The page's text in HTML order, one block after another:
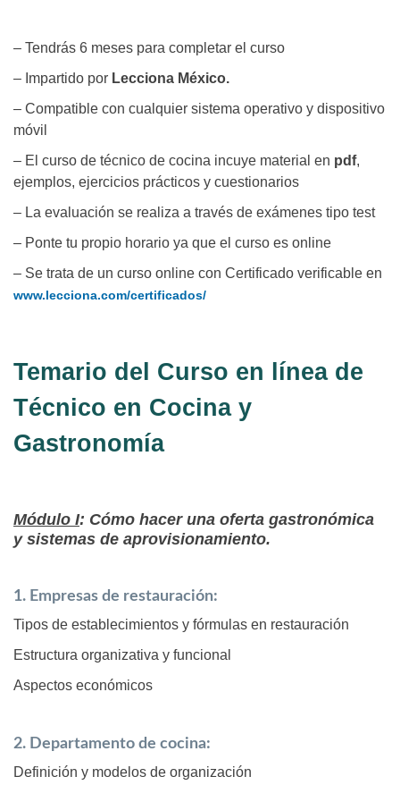
– Tendrás 6 meses para completar el curso
– Impartido por Lecciona México.
– Compatible con cualquier sistema operativo y dispositivo
móvil
– El curso de técnico de cocina incuye material en pdf,
ejemplos, ejercicios prácticos y cuestionarios
– La evaluación se realiza a través de exámenes tipo test
– Ponte tu propio horario ya que el curso es online
– Se trata de un curso online con Certificado verificable en
www.lecciona.com/certificados/
Temario del Curso en línea de
Técnico en Cocina y
Gastronomía
Módulo I: Cómo hacer una oferta gastronómica
y sistemas de aprovisionamiento.
1. Empresas de restauración:
Tipos de establecimientos y fórmulas en restauración
Estructura organizativa y funcional
Aspectos económicos
2. Departamento de cocina:
Definición y modelos de organización